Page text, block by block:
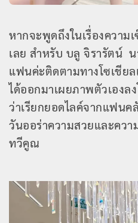
หากจะพูดถึงในเรื่องความ
เลย สำหรับ บลู จิรารัตน์
แฟนค่ะติดตามทางโซเชีย
ได้ออกมาเผยภาพตัวเองล
ว่าเรียกยอดไลค์จากแฟนค
วันออร่าความสวยและคว
ทวีคูณ